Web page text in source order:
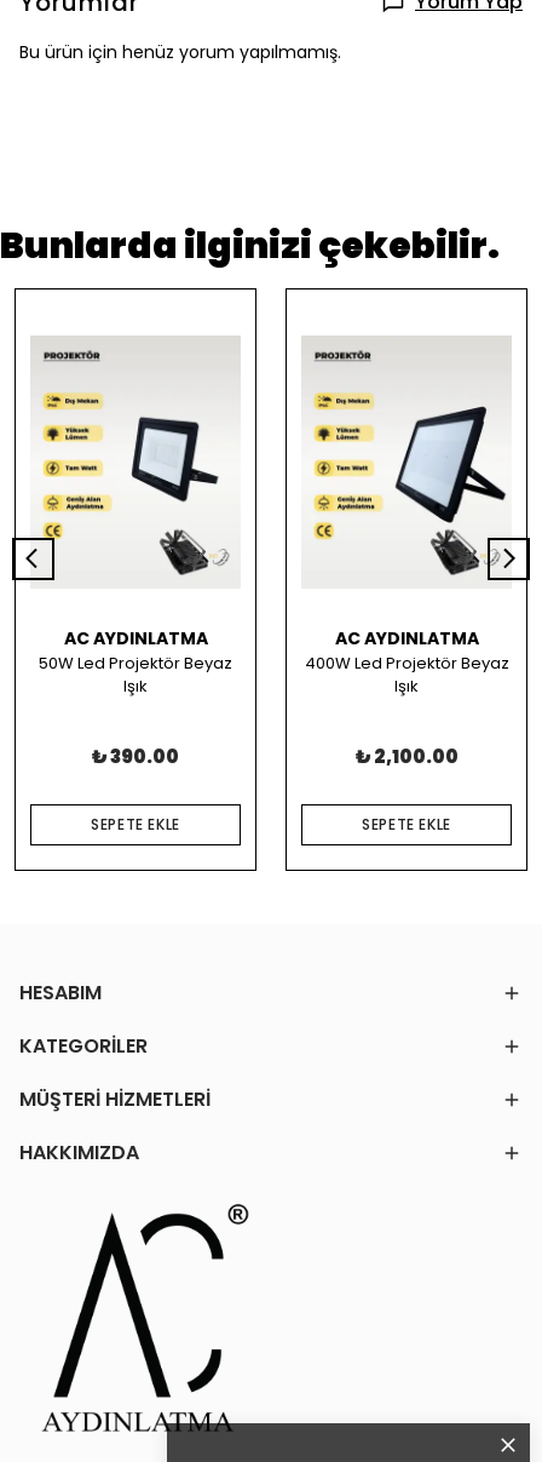
Bu ürün için henüz yorum yapılmamış.
Bunlarda ilginizi çekebilir.
AC AYDINLATMA
50W Led Projektör Beyaz
Işık
₺ 390.00
SEPETE EKLE
AC AYDINLATMA
400W Led Projektör Beyaz
Işık
₺ 2,100.00
SEPETE EKLE
HESABIM
KATEGORİLER
MÜŞTERİ HİZMETLERİ
HAKKIMIZDA